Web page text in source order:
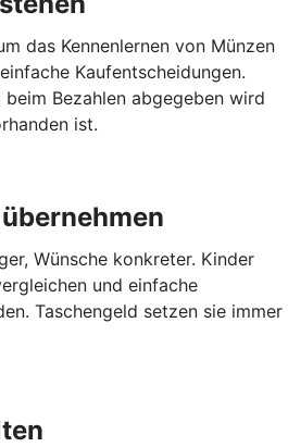
das Kennenlernen von Münzen
Kaufentscheidungen.
Bezahlen abgegeben wird
ist.
Wünsche konkreter. Kinder
und einfache
Taschengeld setzen sie immer